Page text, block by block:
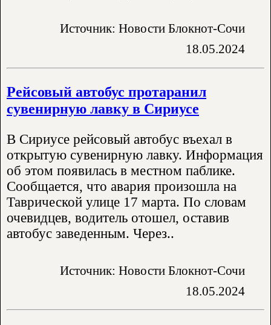
Источник: Новости Блокнот-Сочи
18.05.2024
Рейсовый автобус протаранил
сувенирную лавку в Сириусе
В Сириусе рейсовый автобус въехал в
открытую сувенирную лавку. Информация
об этом появилась в местном паблике.
Сообщается, что авария произошла на
Таврической улице 17 марта. По словам
очевидцев, водитель отошел, оставив
автобус заведенным. Через..
Источник: Новости Блокнот-Сочи
18.05.2024